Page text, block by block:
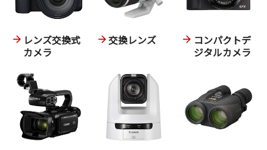
レンズ交換式
カメラ
交換レンズ
コンパクトデ
ジタルカメラ